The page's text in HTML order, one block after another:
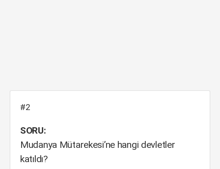
#2
SORU:
Mudanya Mütarekesi’ne hangi devletler
katıldı?